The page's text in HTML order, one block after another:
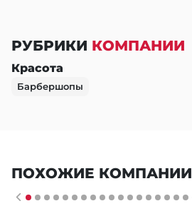
РУБРИКИ КОМПАНИИ
Красота
Барбершопы
ПОХОЖИЕ КОМПАНИИ